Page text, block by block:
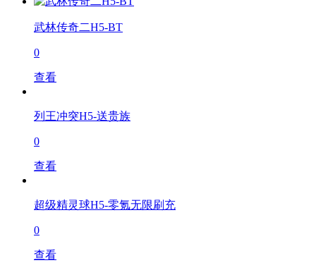
武林传奇二H5-BT
0
查看
列王冲突H5-送贵族
0
查看
超级精灵球H5-零氪无限刷充
0
查看